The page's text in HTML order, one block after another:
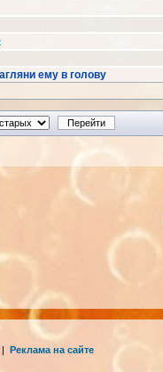
ему в голову
| Реклама на сайте